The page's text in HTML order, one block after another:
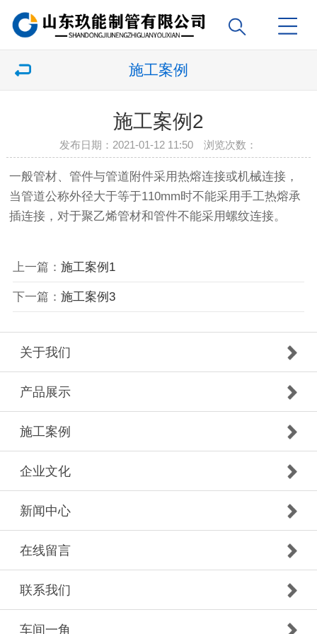
施工案例
施工案例2
发布日期：2021-01-12 11:50 浏览次数：
一般管材、管件与管道附件采用热熔连接或机械连接，
当管道公称外径大于等于110mm时不能采用手工热熔承
插连接，对于聚乙烯管材和管件不能采用螺纹连接。
上一篇： 施工案例1
下一篇： 施工案例3
关于我们
产品展示
施工案例
企业文化
新闻中心
在线留言
联系我们
车间一角